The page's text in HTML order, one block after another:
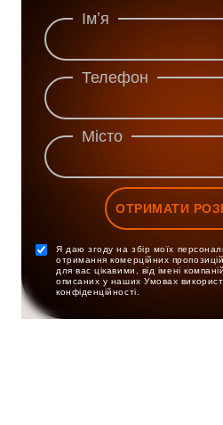
Імʼя
Телефон
Місто
ОТРИМАТИ
Я даю згоду на збір моїх
отримання комерційних
для вас цікавими, від імені
описаних у наших Умовах
конфіденційності.